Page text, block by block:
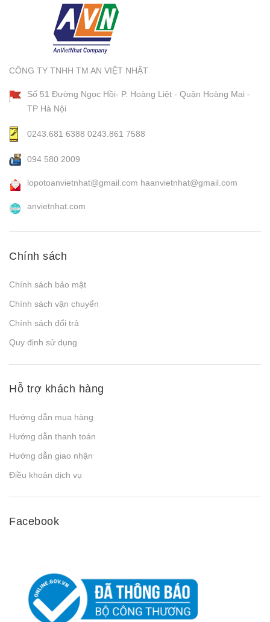
CÔNG TY TNHH TM AN VIỆT NHẬT
Số 51 Đường Ngọc Hồi- P. Hoàng Liệt - Quận Hoàng Mai -
TP Hà Nội
0243.681 6388 0243.861 7588
094 580 2009
lopotoanvietnhat@gmail.com haanvietnhat@gmail.com
anvietnhat.com
Chính sách
Chính sách bảo mật
Chính sách vận chuyển
Chính sách đổi trả
Quy định sử dụng
Hỗ trợ khách hàng
Hướng dẫn mua hàng
Hướng dẫn thanh toán
Hướng dẫn giao nhận
Điều khoản dịch vụ
Facebook